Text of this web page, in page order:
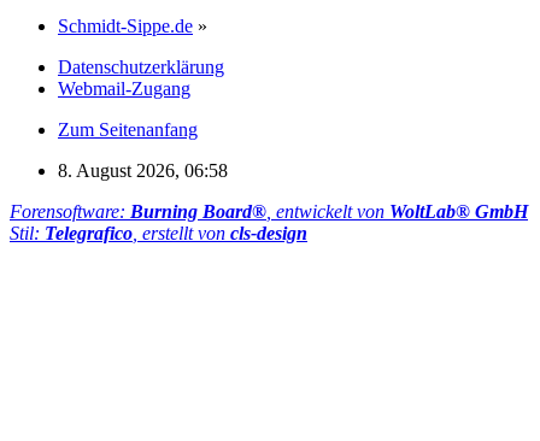
Schmidt-Sippe.de »
Datenschutzerklärung
Webmail-Zugang
Zum Seitenanfang
8. August 2026, 06:58
Forensoftware: Burning Board® , entwickelt von WoltLab® GmbH
Stil: Telegrafico , erstellt von cls-design